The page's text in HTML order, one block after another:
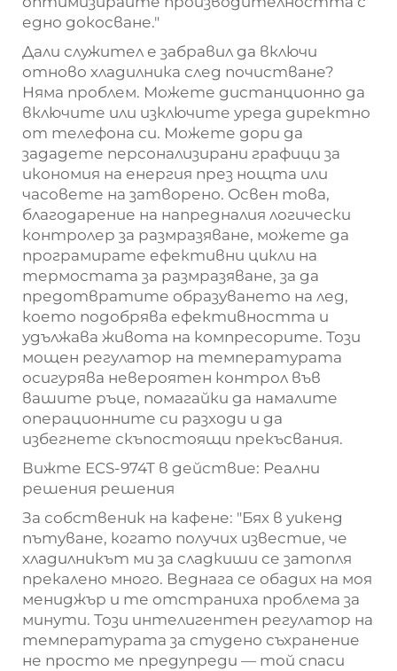
едно докосване."
Дали служител е забравил да включи
отново хладилника след почистване?
Няма проблем. Можете дистанционно да
включите или изключите уреда директно
от телефона си. Можете дори да
зададете персонализирани графици за
икономия на енергия през нощта или
часовете на затворено. Освен това,
благодарение на напредналия логически
контролер за размразяване, можете да
програмирате ефективни цикли на
термостата за размразяване, за да
предотвратите образуването на лед,
което подобрява ефективността и
удължава живота на компресорите. Този
мощен регулатор на температурата
осигурява невероятен контрол във
вашите ръце, помагайки да намалите
операционните си разходи и да
избегнете скъпостоящи прекъсвания.
Вижте ECS-974T в действие: Реални
решения решения
За собственик на кафене: "Бях в уикенд
пътуване, когато получих известие, че
хладилникът ми за сладкиши се затопля
прекалено много. Веднага се обадих на моя
мениджър и те отстраниха проблема за
минути. Този интелигентен регулатор на
температурата за студено съхранение
не просто ме предупреди — той спаси